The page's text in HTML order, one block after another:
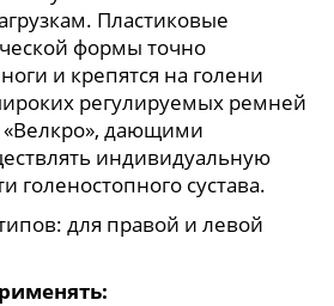
Пластиковые
формы точно
и крепятся на голени
регулируемых ремней
«Велкро», дающими
индивидуальную
голеностопного сустава.
для правой и левой